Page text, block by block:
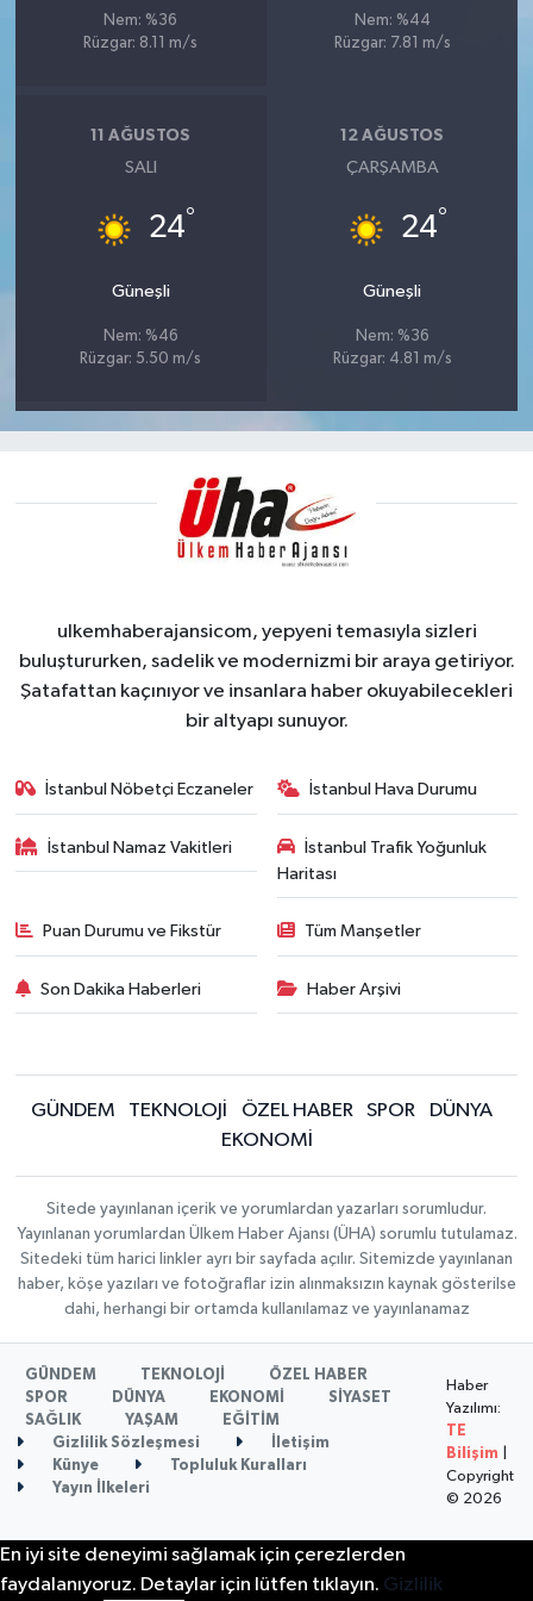
Nem: %36
Rüzgar: 8.11 m/s
Nem: %44
Rüzgar: 7.81 m/s
11 AĞUSTOS
SALI
24°
Güneşli
Nem: %46
Rüzgar: 5.50 m/s
12 AĞUSTOS
ÇARŞAMBA
24°
Güneşli
Nem: %36
Rüzgar: 4.81 m/s
ulkemhaberajansicom, yepyeni temasıyla sizleri
buluştururken, sadelik ve modernizmi bir araya getiriyor.
Şatafattan kaçınıyor ve insanlara haber okuyabilecekleri
bir altyapı sunuyor.
İstanbul Nöbetçi Eczaneler İstanbul Hava Durumu
İstanbul Namaz Vakitleri
İstanbul Trafik Yoğunluk
Haritası
Puan Durumu ve Fikstür Tüm Manşetler
Son Dakika Haberleri Haber Arşivi
GÜNDEM TEKNOLOJİ ÖZEL HABER SPOR
DÜNYA
EKONOMİ
Sitede yayınlanan içerik ve yorumlardan yazarları sorumludur.
Yayınlanan yorumlardan Ülkem Haber Ajansı (ÜHA) sorumlu tutulamaz.
Sitedeki tüm harici linkler ayrı bir sayfada açılır. Sitemizde yayınlanan
haber, köşe yazıları ve fotoğraflar izin alınmaksızın kaynak gösterilse
dahi, herhangi bir ortamda kullanılamaz ve yayınlanamaz
GÜNDEM TEKNOLOJİ
ÖZEL HABER
SPOR
DÜNYA EKONOMİ
SİYASET
SAĞLIK
YAŞAM
EĞİTİM
Gizlilik Sözleşmesi
İletişim
Künye
Topluluk Kuralları
Yayın İlkeleri
Haber
Yazılımı:
TE
Bilişim
Copyright
© 2026
En iyi site deneyimi sağlamak için çerezlerden
faydalanıyoruz. Detaylar için lütfen tıklayın. Gizlilik